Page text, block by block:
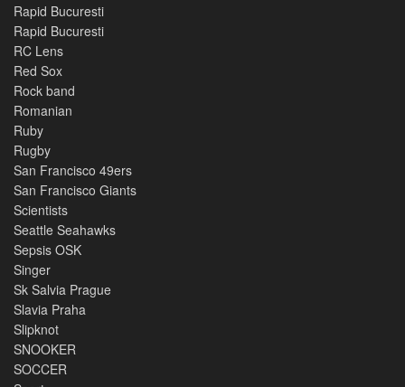
Rapid Bucuresti
Rapid Bucuresti
RC Lens
Red Sox
Rock band
Romanian
Ruby
Rugby
San Francisco 49ers
San Francisco Giants
Scientists
Seattle Seahawks
Sepsis OSK
Singer
Sk Salvia Prague
Slavia Praha
Slipknot
SNOOKER
SOCCER